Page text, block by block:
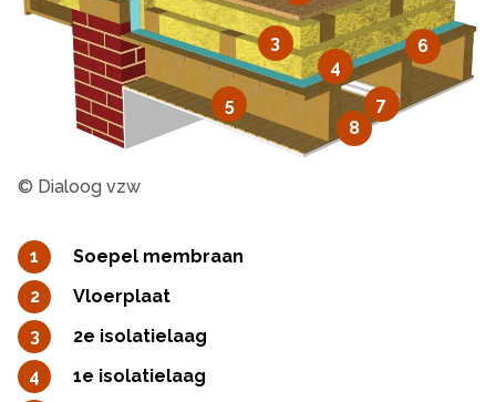
3
4
5
6
7
8
© Dialoog vzw
Soepel membraan
Vloerplaat
2e isolatielaag
1e isolatielaag